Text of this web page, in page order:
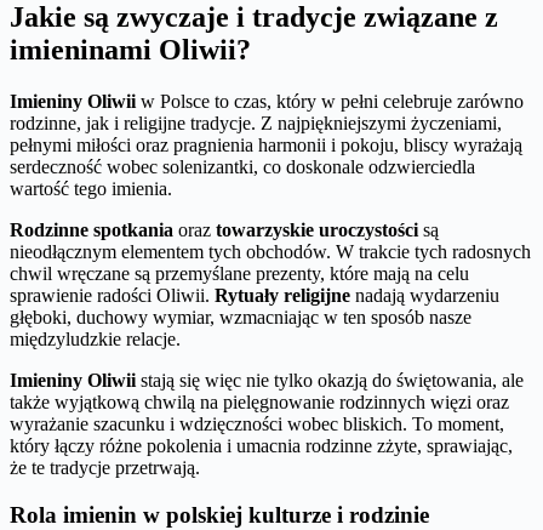
Jakie są zwyczaje i tradycje związane z
imieninami Oliwii?
Imieniny Oliwii w Polsce to czas, który w pełni celebruje zarówno
rodzinne, jak i religijne tradycje. Z najpiękniejszymi życzeniami,
pełnymi miłości oraz pragnienia harmonii i pokoju, bliscy wyrażają
serdeczność wobec solenizantki, co doskonale odzwierciedla
wartość tego imienia.
Rodzinne spotkania oraz towarzyskie uroczystości są
nieodłącznym elementem tych obchodów. W trakcie tych radosnych
chwil wręczane są przemyślane prezenty, które mają na celu
sprawienie radości Oliwii. Rytuały religijne nadają wydarzeniu
głęboki, duchowy wymiar, wzmacniając w ten sposób nasze
międzyludzkie relacje.
Imieniny Oliwii stają się więc nie tylko okazją do świętowania, ale
także wyjątkową chwilą na pielęgnowanie rodzinnych więzi oraz
wyrażanie szacunku i wdzięczności wobec bliskich. To moment,
który łączy różne pokolenia i umacnia rodzinne zżyte, sprawiając,
że te tradycje przetrwają.
Rola imienin w polskiej kulturze i rodzinie